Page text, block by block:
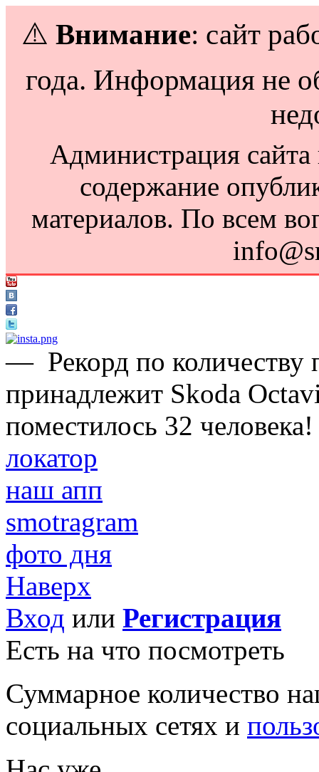
⚠️ Внимание: сайт
года. Информация не
Администрация сайта
содержание
материалов. По всем
— Рекорд по количеству
принадлежит Skoda
поместилось 32 человека!
локатор
наш апп
smotragram
фото дня
Наверх
Вход или Регистрация
Есть на что посмотреть
Суммарное количество
социальных сетях и